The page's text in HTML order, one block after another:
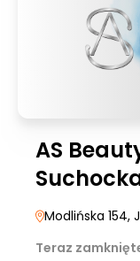
AS
Modlińska 154,
Teraz